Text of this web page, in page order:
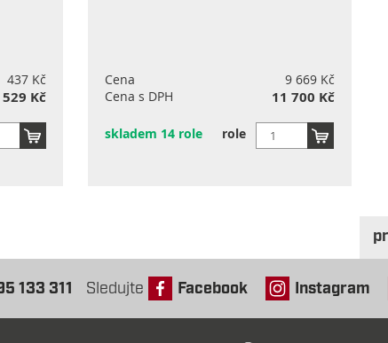
437 Kč
529 Kč
Cena
9 669 Kč
Cena s DPH
11 700 Kč
skladem 14 role role
133 311 Sledujte Facebook Instagram